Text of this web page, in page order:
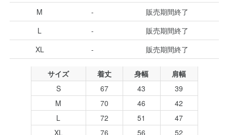
M
-
販売期間終了
L
-
販売期間終了
XL
- 販売期間終了
サイズ 着丈 身幅
肩幅
S
67 43
39
M
70 46
42
L
72 51
47
XL
76 56 52